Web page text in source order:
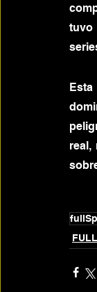
tuvo
real,